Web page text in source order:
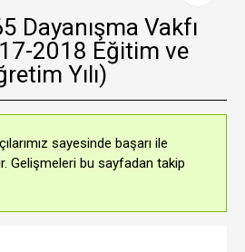
Dayanışma Vakfı
2018 Eğitim ve
Yılı)
sayesinde başarı ile
Gelişmeleri bu sayfadan takip